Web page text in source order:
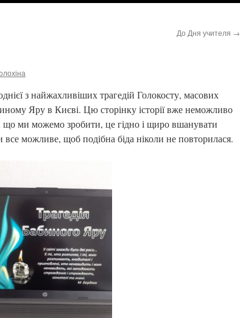
До Дня учителя →
з найжахливіших трагедій Голокосту, масових
Яру в Києві. Цю сторінку історії вже неможливо
що ми можемо зробити, це гідно і щиро вшанувати
можливе, щоб подібна біда ніколи не повторилася.